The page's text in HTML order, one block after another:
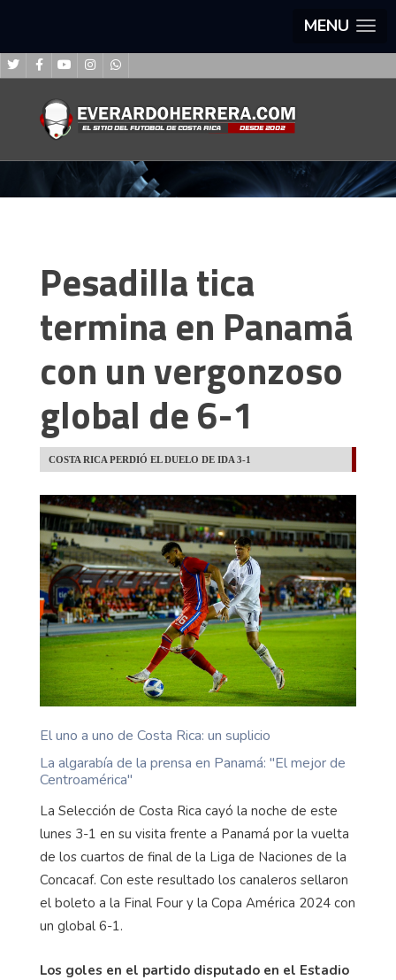
MENU
Pesadilla tica
termina en Panamá
con un vergonzoso
global de 6-1
COSTA RICA PERDIÓ EL DUELO DE IDA 3-1
El uno a uno de Costa Rica: un suplicio
La algarabía de la prensa en Panamá: "El mejor de
Centroamérica"
La Selección de Costa Rica cayó la noche de este
lunes 3-1 en su visita frente a Panamá por la vuelta
de los cuartos de final de la Liga de Naciones de la
Concacaf. Con este resultado los canaleros sellaron
el boleto a la Final Four y la Copa América 2024 con
un global 6-1.
Los goles en el partido disputado en el Estadio